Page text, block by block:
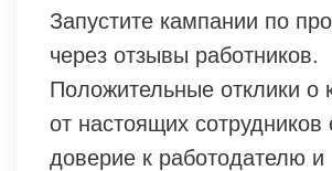
Запустите кампании по
через отзывы работников.
Положительные отклики о
от настоящих сотрудников
доверие к работодателю и